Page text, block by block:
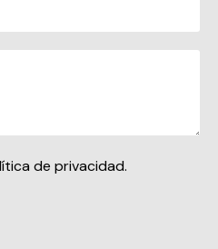
de privacidad.